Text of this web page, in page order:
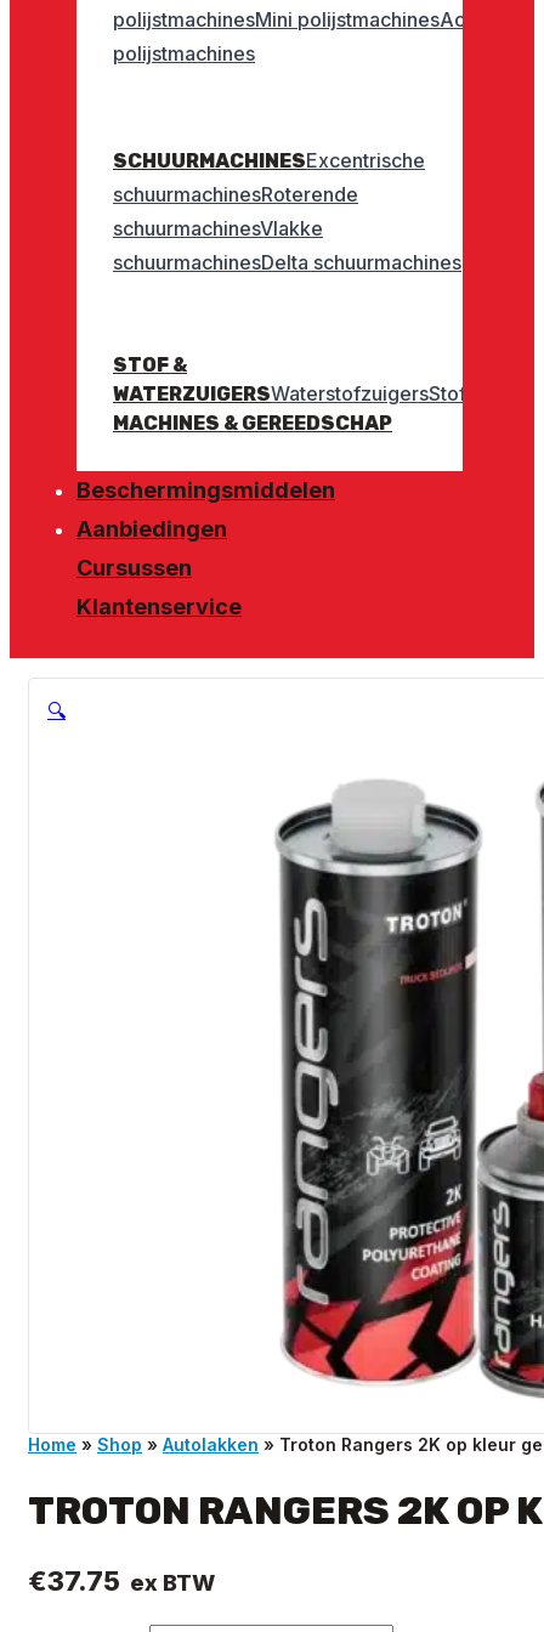
polijstmachinesMini polijstmachinesAccu
polijstmachines
SCHUURMACHINESExcentrische
schuurmachinesRoterende
schuurmachinesVlakke
schuurmachinesDelta schuurmachines
STOF &
WATERZUIGERSWaterstofzuigersStofzuigers
MACHINES & GEREEDSCHAP
Beschermingsmiddelen
Aanbiedingen
Cursussen
Klantenservice
🔍
Home » Shop » Autolakken » Troton Rangers 2K op kleur
TROTON RANGERS 2K OP
€37.75 ex BTW